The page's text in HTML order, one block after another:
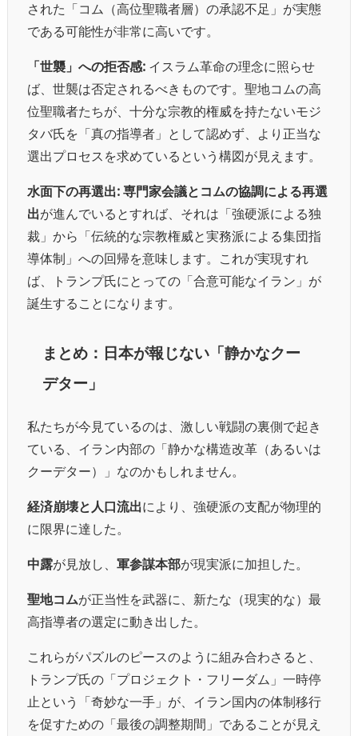
された「コム（高位聖職者層）の承認不足」が実態
である可能性が非常に高いです。
「世襲」への拒否感: イスラム革命の理念に照らせ
ば、世襲は否定されるべきものです。聖地コムの高
位聖職者たちが、十分な宗教的権威を持たないモジ
タバ氏を「真の指導者」として認めず、より正当な
選出プロセスを求めているという構図が見えます。
水面下の再選出:専門家会議とコムの協調による再選
出が進んでいるとすれば、それは「強硬派による独
裁」から「伝統的な宗教権威と実務派による集団指
導体制」への回帰を意味します。これが実現すれ
ば、トランプ氏にとっての「合意可能なイラン」が
誕生することになります。
まとめ：日本が報じない「静かなクー
デター」
私たちが今見ているのは、激しい戦闘の裏側で起き
ている、イラン内部の「静かな構造改革（あるいは
クーデター）」なのかもしれません。
経済崩壊と人口流出により、強硬派の支配が物理的
に限界に達した。
中露が見放し、 軍参謀本部が現実派に加担した。
聖地コムが正当性を武器に、新たな（現実的な）最
高指導者の選定に動き出した。
これらがパズルのピースのように組み合わさると、
トランプ氏の「プロジェクト・フリーダム」一時停
止という「奇妙な一手」が、イラン国内の体制移行
を促すための「最後の調整期間」であることが見え